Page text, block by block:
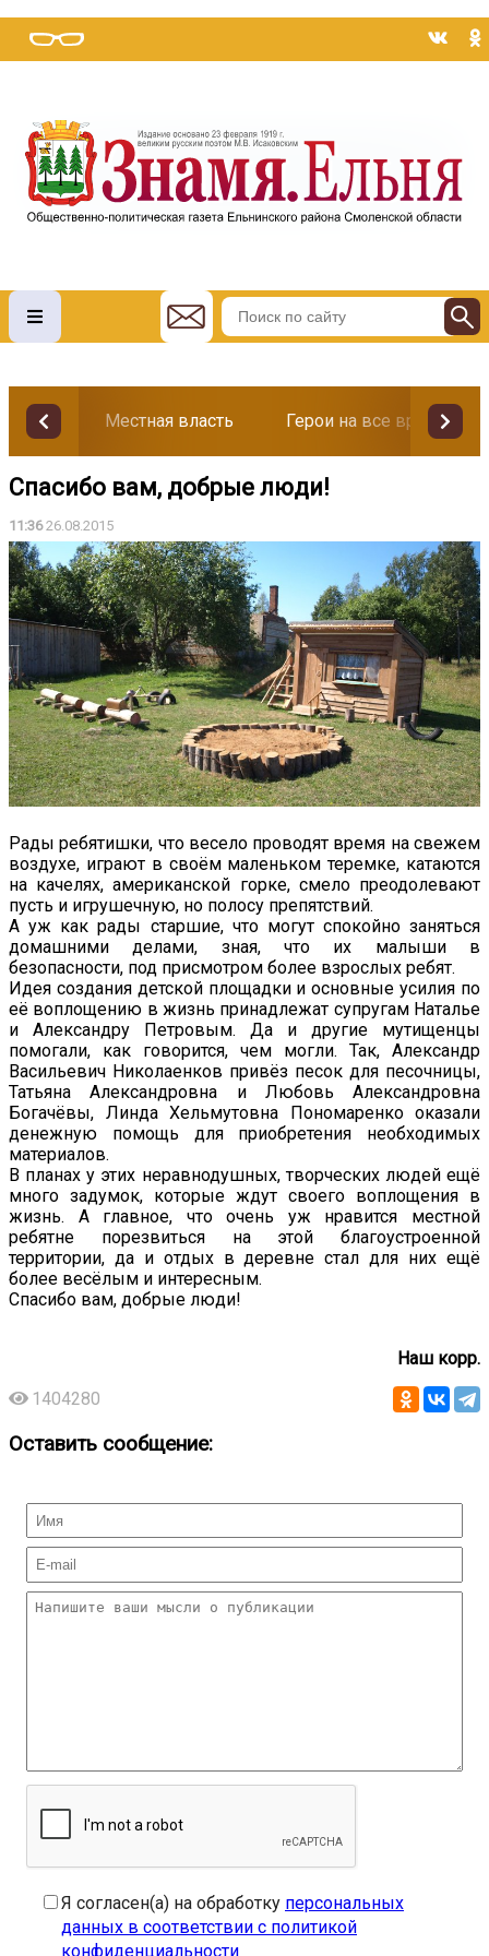
Местная власть Герои на все времена
Спасибо вам, добрые люди!
11:3626.08.2015
Рады ребятишки, что весело проводят время на свежем
воздухе, играют в своём маленьком теремке, катаются
на качелях, американской горке, смело преодолевают
пусть и игрушечную, но полосу препятствий.
А уж как рады старшие, что могут спокойно заняться
домашними делами, зная, что их малыши в
безопасности, под присмотром более взрослых ребят.
Идея создания детской площадки и основные усилия по
её воплощению в жизнь принадлежат супругам Наталье
и Александру Петровым. Да и другие мутищенцы
помогали, как говорится, чем могли. Так, Александр
Васильевич Николаенков привёз песок для песочницы,
Татьяна Александровна и Любовь Александровна
Богачёвы, Линда Хельмутовна Пономаренко оказали
денежную помощь для приобретения необходимых
материалов.
В планах у этих неравнодушных, творческих людей ещё
много задумок, которые ждут своего воплощения в
жизнь. А главное, что очень уж нравится местной
ребятне порезвиться на этой благоустроенной
территории, да и отдых в деревне стал для них ещё
более весёлым и интересным.
Спасибо вам, добрые люди!
Наш корр.
1404280
Оставить сообщение:
Я согласен(а) на обработку персональных
данных в соответствии с политикой
конфиденциальности